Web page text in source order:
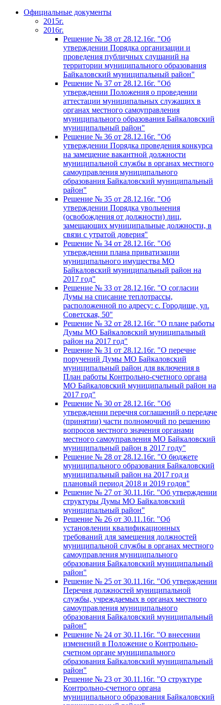
Официальные документы
2015г.
2016г.
Решение № 38 от 28.12.16г. "Об
утверждении Порядка организации и
проведения публичных слушаний на
территории муниципального образования
Байкаловский муниципальный район"
Решение № 37 от 28.12.16г. "Об
утверждении Положения о проведении
аттестации муниципальных служащих в
органах местного самоуправления
муниципального образования Байкаловский
муниципальный район"
Решение № 36 от 28.12.16г. "Об
утверждении Порядка проведения конкурса
на замещение вакантной должности
муниципальной службы в органах местного
самоуправления муниципального
образования Байкаловский муниципальный
район"
Решение № 35 от 28.12.16г. "Об
утверждении Порядка увольнения
(освобождения от должности) лиц,
замещающих муниципальные должности, в
связи с утратой доверия"
Решение № 34 от 28.12.16г. "Об
утверждении плана приватизации
муниципального имущества МО
Байкаловский муниципальный район на
2017 год"
Решение № 33 от 28.12.16г. "О согласии
Думы на списание теплотрассы,
расположенной по адресу: с. Городище, ул.
Советская, 50"
Решение № 32 от 28.12.16г. "О плане работы
Думы МО Байкаловский муниципальный
район на 2017 год"
Решение № 31 от 28.12.16г. "О перечне
поручений Думы МО Байкаловский
муниципальный район для включения в
План работы Контрольно-счетного органа
МО Байкаловский муниципальный район на
2017 год"
Решение № 30 от 28.12.16г. "Об
утверждении перечня соглашений о передаче
(принятии) части полномочий по решению
вопросов местного значения органами
местного самоуправления МО Байкаловский
муниципальный район в 2017 году"
Решение № 28 от 28.12.16г. "О бюджете
муниципального образования Байкаловский
муниципальный район на 2017 год и
плановый период 2018 и 2019 годов"
Решение № 27 от 30.11.16г. "Об утверждении
структуры Думы МО Байкаловский
муниципальный район"
Решение № 26 от 30.11.16г. "Об
установлении квалификационных
требований для замещения должностей
муниципальной службы в органах местного
самоуправления муниципального
образования Байкаловский муниципальный
район"
Решение № 25 от 30.11.16г. "Об утверждении
Перечня должностей муниципальной
службы, учреждаемых в органах местного
самоуправления муниципального
образования Байкаловский муниципальный
район"
Решение № 24 от 30.11.16г. "О внесении
изменений в Положение о Контрольно-
счетном органе муниципального
образования Байкаловский муниципальный
район"
Решение № 23 от 30.11.16г. "О структуре
Контрольно-счетного органа
муниципального образования Байкаловский